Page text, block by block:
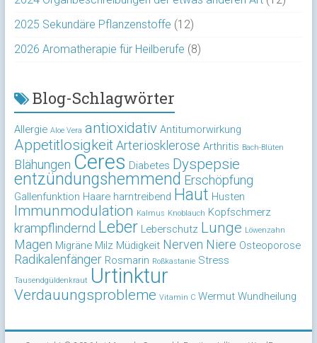
2025 Sekundäre Pflanzenstoffe (12)
2026 Aromatherapie für Heilberufe (8)
Blog-Schlagwörter
Allergie Aloe Vera antioxidativ Antitumorwirkung
Appetitlosigkeit Arteriosklerose Arthritis Bach-Blüten
Blähungen Ceres Diabetes Dyspepsie
entzündungshemmend Erschöpfung
Gallenfunktion Haare harntreibend Haut Husten
Immunmodulation Kalmus Knoblauch Kopfschmerz
krampflindernd Leber Leberschutz Lunge Löwenzahn
Magen Migräne Milz Müdigkeit Nerven Niere Osteoporose
Radikalenfänger Rosmarin Roßkastanie Stress
Tausendgüldenkraut Urtinktur
Verdauungsprobleme Vitamin C Wermut Wundheilung